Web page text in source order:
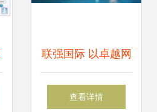
联强国际 以卓越网
络技术服务驱动企
查看详情